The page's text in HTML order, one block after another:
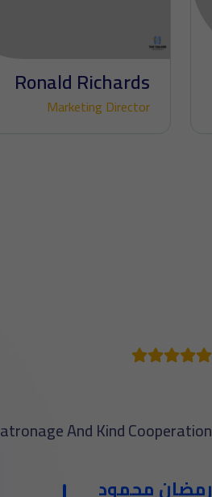
Ronald Richards
Marketing Director
And Kind Cooperation
رمضان محمود